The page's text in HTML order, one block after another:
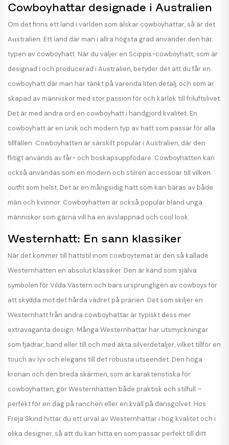
Cowboyhattar designade i Australien
Om det finns ett land i världen som älskar cowboyhattar, så är det
Australien. Ett land där man i allra högsta grad använder den här
typen av cowboyhatt. När du väljer en Scippis-cowboyhatt, som är
designad i och producerad i Australien, betyder det att du får en
cowboyhatt där man har tänkt på varenda liten detalj, och som är
skapad av människor med stor passion för och kärlek till friluftslivet.
Det är med andra ord en cowboyhatt i handgjord kvalitet. En
cowboyhatt är en unik och modern typ av hatt som passar för alla
tillfällen. Cowboyhatten är särskilt populär i Australien, där den
flitigt används av får- och boskapsuppfödare. Cowboyhatten kan
också användas som en modern och stilren accessoar till vilken
outfit som helst. Det är en mångsidig hatt som kan bäras av både
män och kvinnor. Cowboyhatten är också populär bland unga
människor som gärna vill ha en avslappnad och cool look.
Westernhatt: En sann klassiker
När det kommer till hattstil inom cowboytemat är den så kallade
Westernhatten en absolut klassiker. Den är känd som själva
symbolen för Vilda Västern och bars ursprungligen av cowboys för
att skydda mot det hårda vädret på prärien. Det som skiljer en
Westernhatt från andra cowboyhattar är typiskt dess mer
extravaganta design. Många Westernhattar har utsmyckningar
som fjädrar, band eller till och med äkta silverdetaljer, vilket tillför en
touch av lyx och elegans till det robusta utseendet. Den höga
kronan och den breda skärmen, som är karakteristiska för
cowboyhatten, gör Westernhatten både praktisk och stilfull –
perfekt för en dag på ranchen eller en kväll på dansgolvet. Hos
Freja Skind hittar du ett urval av Westernhattar i hög kvalitet och i
olika designer, så att du kan hitta en som passar perfekt till ditt